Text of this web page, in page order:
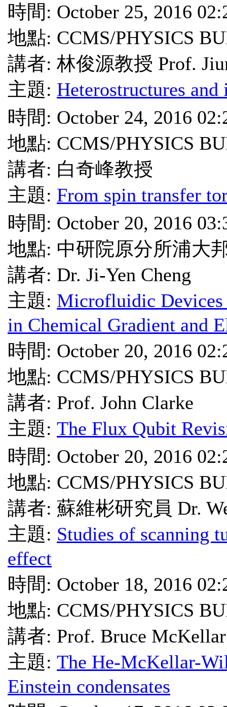
時間: October 25, 2016
地點: CCMS/PHYSICS
講者: 林俊源教授 Prof.
主題: Heterostructures
時間: October 24, 2016
地點: CCMS/PHYSICS
講者: 白奇峰教授
主題: From spin transfer
時間: October 20, 2016
地點: 中研院原分所浦大
講者: Dr. Ji-Yen Cheng
主題: Microfluidic Devices
in Chemical Gradient and
時間: October 20, 2016
地點: CCMS/PHYSICS
講者: Prof. John Clarke
主題: The Flux Qubit
時間: October 20, 2016
地點: CCMS/PHYSICS
講者: 蘇維彬研究員 Dr.
主題: Studies of scanning
effect
時間: October 18, 2016
地點: CCMS/PHYSICS
講者: Prof. Bruce McKellar
主題: The He-McKellar-
Einstein condensates